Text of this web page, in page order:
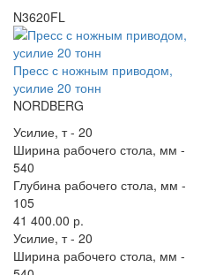
N3620FL
Пресс с ножным приводом,
усилие 20 тонн
NORDBERG
Усилие, т - 20
Ширина рабочего стола, мм -
540
Глубина рабочего стола, мм -
105
41 400.00 р.
Усилие, т - 20
Ширина рабочего стола, мм -